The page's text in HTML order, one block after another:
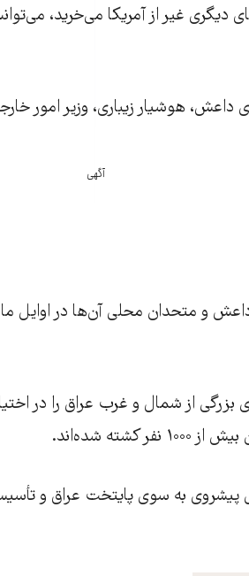
دیگری غیر از آمریکا می‌خرید،
هوشیار زیباری، وزیر امور
آگهی
و متحدان محلی آن‌ها در اوایل
از شمال و غرب عراق را در
شده‌اند.
پیشروی به سوی پایتخت عراق و